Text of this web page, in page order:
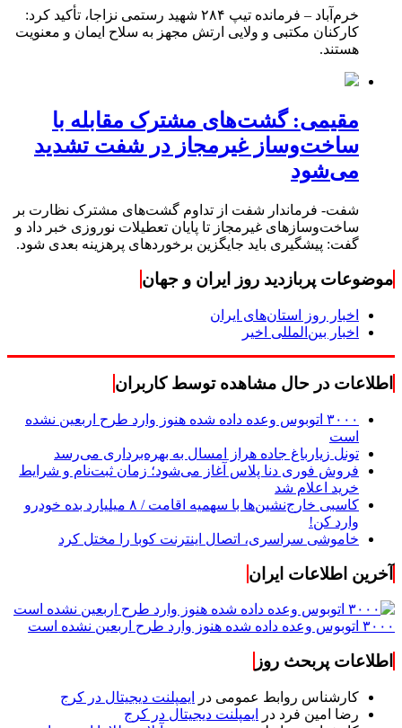
خرم‌آباد – فرمانده تیپ ۲۸۴ شهید رستمی نزاجا، تأکید کرد:
کارکنان مکتبی و ولایی ارتش مجهز به سلاح ایمان و معنویت
هستند.
مقیمی: گشت‌های مشترک مقابله با
ساخت‌وساز غیرمجاز در شفت تشدید
می‌شود
شفت- فرماندار شفت از تداوم گشت‌های مشترک نظارت بر
ساخت‌وسازهای غیرمجاز تا پایان تعطیلات نوروزی خبر داد و
گفت: پیشگیری باید جایگزین برخوردهای پرهزینه بعدی شود.
موضوعات پربازدید روز ایران و جهان
اخبار روز استان‌های ایران
اخبار بین‌المللی اخیر
اطلاعات در حال مشاهده توسط کاربران
۳۰۰۰ اتوبوس وعده داده شده هنوز وارد طرح اربعین نشده
است
تونل زیارباغ جاده هراز امسال به بهره‌برداری می‌رسد
فروش فوری دنا پلاس آغاز می‌شود؛ زمان ثبت‌نام و شرایط
خرید اعلام شد
کاسبی خارج‌نشین‌ها با سهمیه اقامت / ۸ میلیارد بده خودرو
وارد کن!
خاموشی سراسری، اتصال اینترنت کوبا را مختل کرد
آخرین اطلاعات ایران
۳۰۰۰ اتوبوس وعده داده شده هنوز وارد طرح اربعین نشده است
اطلاعات پربحث روز
کارشناس روابط عمومی در
ایمپلنت دیجیتال در کرج
رضا امین فرد در
ایمپلنت دیجیتال در کرج